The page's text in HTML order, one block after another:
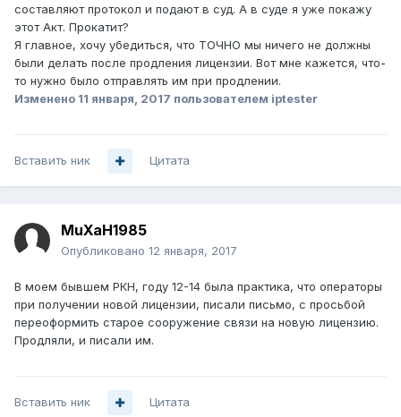
составляют протокол и подают в суд. А в суде я уже покажу
этот Акт. Прокатит?
Я главное, хочу убедиться, что ТОЧНО мы ничего не должны
были делать после продления лицензии. Вот мне кажется, что-
то нужно было отправлять им при продлении.
Изменено 11 января, 2017 пользователем iptester
Вставить ник Цитата
MuXaH1985
Опубликовано 12 января, 2017
В моем бывшем РКН, году 12-14 была практика, что операторы
при получении новой лицензии, писали письмо, с просьбой
переоформить старое сооружение связи на новую лицензию.
Продляли, и писали им.
Вставить ник Цитата